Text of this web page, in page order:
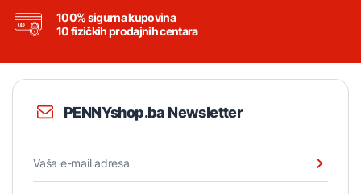
100% sigurna kupovina
10 fizičkih prodajnih centara
PENNYshop.ba Newsletter